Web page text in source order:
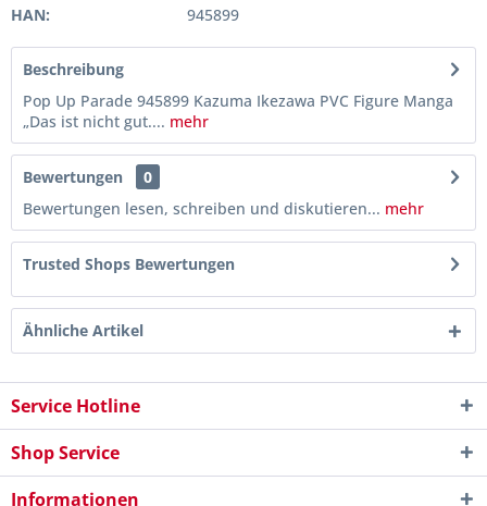
HAN:
945899
Beschreibung
Pop Up Parade 945899 Kazuma Ikezawa PVC Figure Manga
„Das ist nicht gut.... mehr
Bewertungen
0
Bewertungen lesen, schreiben und diskutieren... mehr
Trusted Shops Bewertungen
Ähnliche Artikel
Service Hotline
Shop Service
Informationen